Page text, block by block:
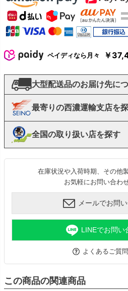
ペイディなら月々 ￥
大型配送品のお届け先に
最寄りの西濃運輸支店を
全国の取り扱い店を探す
在庫状況や入荷時期、その他
お気軽にお問い合わ
メールでお問
LINEでお問い
よくあるご質
この商品の関連商品